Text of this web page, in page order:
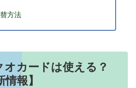
方法
オカードは使える？
情報】